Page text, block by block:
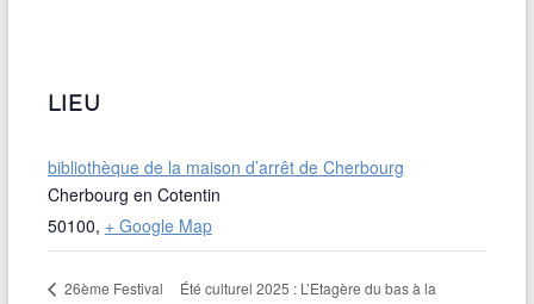
LIEU
bibliothèque de la maison d’arrêt de Cherbourg
Cherbourg en Cotentin
50100, + Google Map
26ème Festival
Été culturel 2025 : L’Etagère du bas à la